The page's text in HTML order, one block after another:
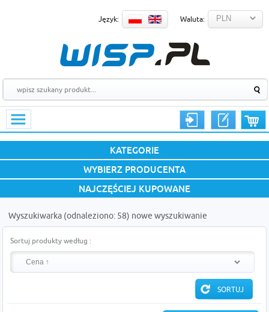
Język: Waluta:
KATEGORIE
WYBIERZ PRODUCENTA
NAJCZĘŚCIEJ KUPOWANE
Wyszukiwarka (odnaleziono: 58) nowe wyszukiwanie
Sortuj produkty według :